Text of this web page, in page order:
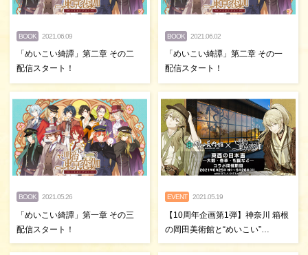
BOOK 2021.06.09
「めいこい綺譚」第二章 その二
配信スタート！
BOOK 2021.06.02
「めいこい綺譚」第二章 その一
配信スタート！
BOOK 2021.05.26
「めいこい綺譚」第一章 その三
配信スタート！
EVENT 2021.05.19
【10周年企画第1弾】神奈川 箱根
の岡田美術館と“めいこい”…